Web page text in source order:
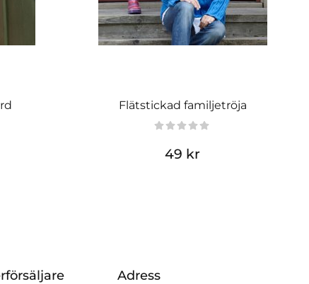
Flätstickad familjetröja
49 kr
Adress